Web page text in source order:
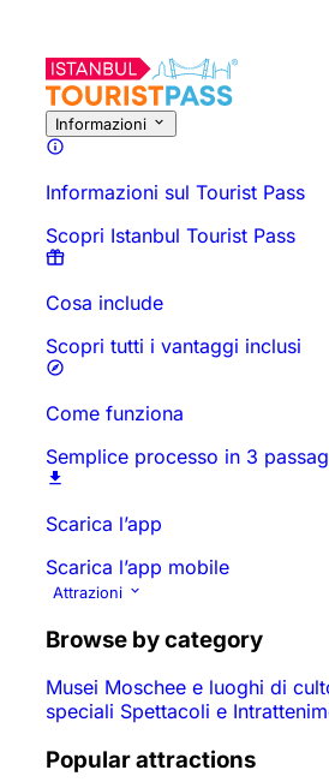
Informazioni
Informazioni sul Tourist Pass
Scopri Istanbul Tourist Pass
Cosa include
Scopri tutti i vantaggi inclusi
Come funziona
Semplice processo in 3
Scarica l’app
Scarica l’app mobile
Attrazioni
Browse by category
Musei Moschee e luoghi di
speciali Spettacoli e
Popular attractions